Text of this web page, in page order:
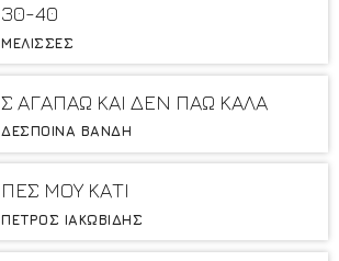
30-40
ΜΕΛΙΣΣΕΣ
Σ ΑΓΑΠΑΩ ΚΑΙ ΔΕΝ ΠΑΩ ΚΑΛΑ
ΔΕΣΠΟΙΝΑ ΒΑΝΔΗ
ΠΕΣ ΜΟΥ ΚΑΤΙ
ΠΕΤΡΟΣ ΙΑΚΩΒΙΔΗΣ